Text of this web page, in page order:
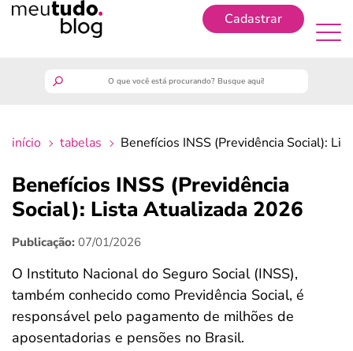
Cadastrar
finanças
benefícios
crédito fácil
últimas notícias
início tabelas Benefícios INSS (Previdência Social):
Benefícios INSS (Previdência
Social): Lista Atualizada 2026
Publicação: 07/01/2026
O Instituto Nacional do Seguro Social (INSS),
também conhecido como Previdência Social, é
responsável pelo pagamento de milhões de
aposentadorias e pensões no Brasil.